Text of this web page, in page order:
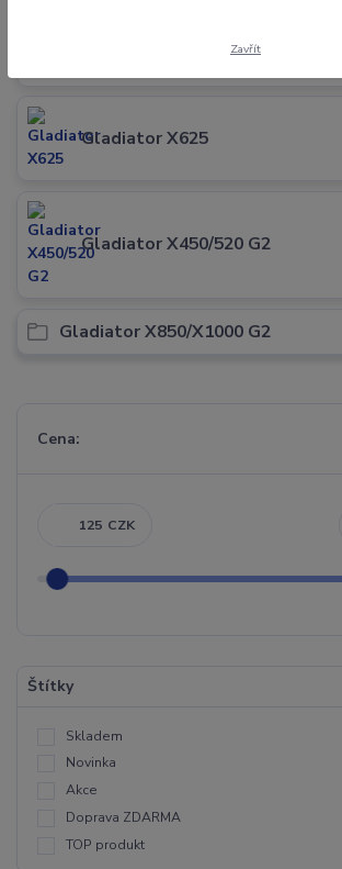
Gladiator X625
Gladiator X450/520 G2
Gladiator X850/X1000 G2
Cena:
CZK
Štítky
Skladem
Novinka
Akce
Doprava ZDARMA
TOP produkt
Zavřít